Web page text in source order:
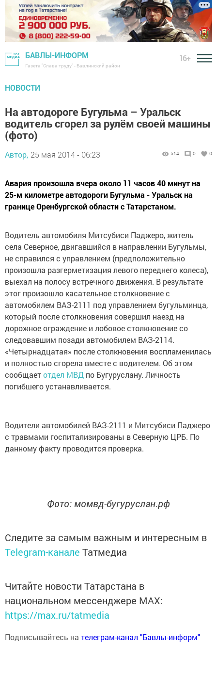
БАВЛЫ-ИНФОРМ
Газета "Слава труду" - Бавлинский район
16+
НОВОСТИ
На автодороге Бугульма – Уральск
водитель сгорел за рулём своей машины
(фото)
Автор, 25 мая 2014 - 06:23 514 0 0
Авария произошла вчера около 11 часов 40 минут на
25-м километре автодороги Бугульма - Уральск на
границе Оренбургской области с Татарстаном.
Водитель автомобиля Митсубиси Паджеро, житель
села Северное, двигавшийся в направлении Бугульмы,
не справился с управлением (предположительно
произошла разгерметизация левого переднего колеса),
выехал на полосу встречного движения. В результате
этог произошло касательное столкновение с
автомобилем ВАЗ-2111 под управлением бугульминца,
который после столкновения совершил наезд на
дорожное ограждение и лобовое столкновение со
следовавшим позади автомобилем ВАЗ-2114.
«Четырнадцатая» после столкновения воспламенилась
и полностью сгорела вместе с водителем. Об этом
сообщаетотдел МВД по Бугуруслану. Личность
погибшего устанавливается.
Водители автомобилей ВАЗ-2111 и Митсубиси Паджеро
с травмами госпитализированы в Северную ЦРБ. По
данному факту проводится проверка.
Фото: момвд-бугуруслан.рф
Следите за самым важным и интересным в
Telegram-канале Татмедиа
Читайте новости Татарстана в
национальном мессенджере MАХ:
https://max.ru/tatmedia
Подписывайтесь на телеграм-канал "Бавлы-информ"